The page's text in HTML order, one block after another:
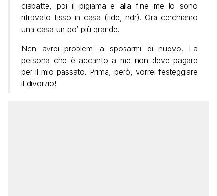
ciabatte, poi il pigiama e alla fine me lo sono
ritrovato fisso in casa (ride, ndr). Ora cerchiamo
una casa un po’ più grande.
Non avrei problemi a sposarmi di nuovo. La
persona che è accanto a me non deve pagare
per il mio passato. Prima, però, vorrei festeggiare
il divorzio!